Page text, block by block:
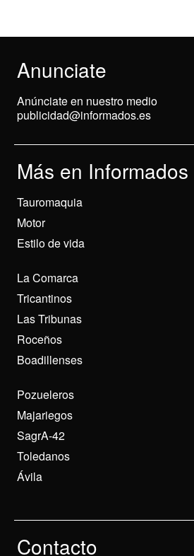
Anunciate
Anúnciate en nuestro medio
publicidad@informados.es
Más en Informados
Tauromaquia
Motor
Estilo de vida
La Comarca
Tricantinos
Las Tribunas
Roceños
Boadillenses
Pozueleros
Majariegos
SagrA-42
Toledanos
Ávila
Contacto